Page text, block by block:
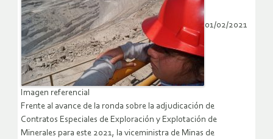
01/02/2021
Imagen referencial
Frente al avance de la ronda sobre la adjudicación de
Contratos Especiales de Exploración y Explotación de
Minerales para este 2021, la viceministra de Minas de